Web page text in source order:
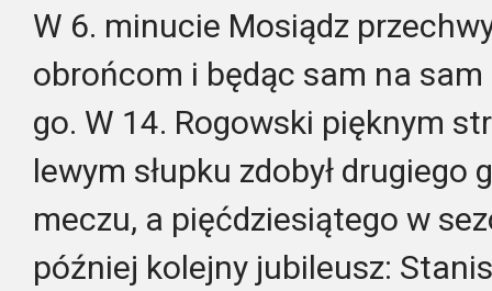
W 6. minucie Mosiądz
obrońcom i będąc sam na sam
go. W 14. Rogowski pięknym
lewym słupku zdobył drugiego
meczu, a pięćdziesiątego w
później kolejny jubileusz: